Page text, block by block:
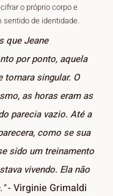
o próprio corpo e
de identidade.
que Jeane
por ponto, aquela
tornara singular. O
as horas eram as
parecia vazio. Até a
como se sua
sido um treinamento
vivendo. Ela não
- Virginie Grimaldi